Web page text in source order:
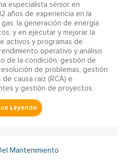
especialista sénior en
años de experiencia en la
la generación de energía
y en ejecutar y mejorar la
activos y programas de
operativo y análisis
de la condición, gestión de
de problemas, gestión
causa raíz (RCA) e
y gestión de proyectos.
Mantenimiento